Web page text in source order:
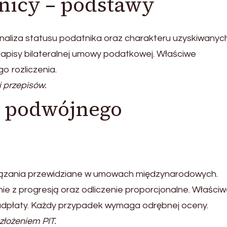
statusu podatnika oraz charakteru
bilateralnej umowy podatkowej. Właściwe
rozliczenia.
przewidziane w umowach międzynarodowych.
z progresją oraz odliczenie proporcjonalne.
Każdy przypadek wymaga odrębnej oceny.
PIT.